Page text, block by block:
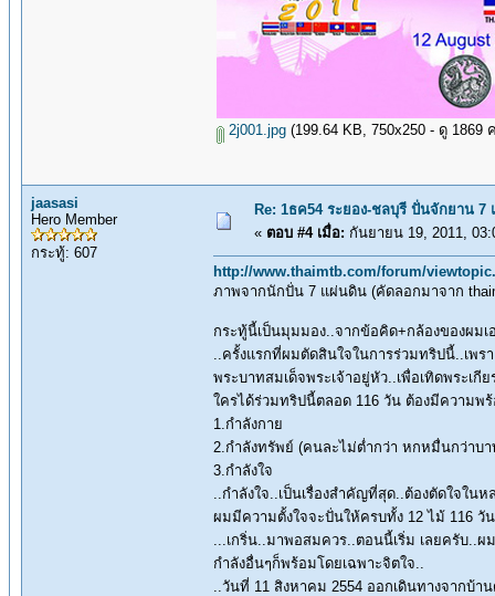
2j001.jpg (199.64 KB, 750x250 - ดู 1869
jaasasi
Hero Member
กระทู้: 607
Re: 1ธค54 ระยอง-ชลบุรี ปั่นจักยาน 7
« ตอบ #4 เมื่อ: กันยายน 19, 2011,
http://www.thaimtb.com/forum/
ภาพจากนักปั่น 7 แผ่นดิน (คัดลอกมาจาก
กระทู้นี้เป็นมุมมอง..จากข้อคิด+กล้องของผมเ
..ครั้งแรกที่ผมตัดสินใจในการร่วมทริปนี้..เพร
พระบาทสมเด็จพระเจ้าอยู่หัว..เพื่อเทิดพระเกี
ใครได้ร่วมทริปนี้ตลอด 116 วัน ต้องมีความพ
1.กำลังกาย
2.กำลังทรัพย์ (คนละไม่ต่ำกว่า หกหมื่นกว่าบา
3.กำลังใจ
..กำลังใจ..เป็นเรื่องสำคัญที่สุด..ต้องตัดใจใน
ผมมีความตั้งใจจะปั่นให้ครบทั้ง 12 ไม้ 116
...เกริ่น..มาพอสมควร..ตอนนี้เริ่ม เลยครับ..
กำลังอื่นๆก็พร้อมโดยเฉพาะจิตใจ..
..วันที่ 11 สิงหาคม 2554 ออกเดินทางจากบ้า